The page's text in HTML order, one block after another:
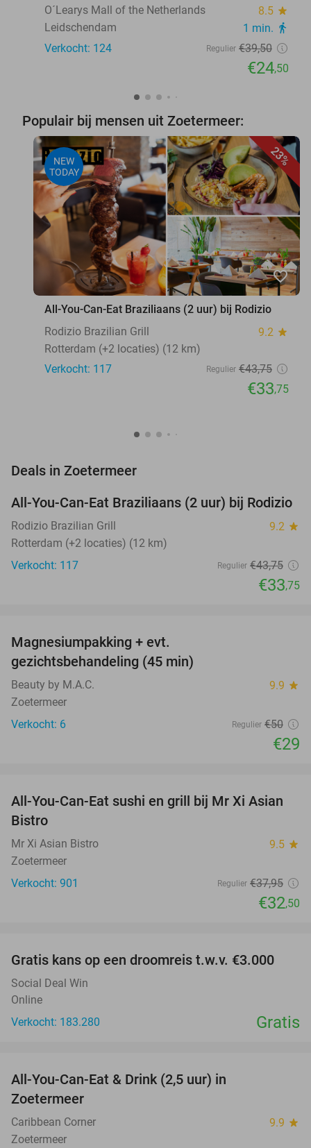
O´Learys Mall of the Netherlands
8.5 star
Leidschendam 1 min. directions_walk
Verkocht: 124 Regulier €39,50
€24,50
Populair bij mensen uit Zoetermeer:
23%
NEW
TODAY
favorite_border
All-You-Can-Eat Braziliaans (2 uur) bij Rodizio
Rodizio Brazilian Grill
9.2 star
Rotterdam (+2 locaties) (12 km)
Verkocht: 117
Regulier €43,75
€33,75
Deals in Zoetermeer
23%
TODAY
All-You-Can-Eat Braziliaans (2 uur) bij Rodizio
Rodizio Brazilian Grill 9.2 star
Rotterdam (+2 locaties) (12 km)
Verkocht: 117
Regulier €43,75
€33,75
Magnesiumpakking + evt.
gezichtsbehandeling (45 min)
Beauty by M.A.C. 9.9 star
Zoetermeer
Verkocht: 6
Regulier €50
€29
14%
All-You-Can-Eat sushi en grill bij Mr Xi Asian
Bistro
Mr Xi Asian Bistro 9.5 star
Zoetermeer
Verkocht: 901
Regulier €37,95
€32,50
Gratis kans op een droomreis t.w.v. €3.000
Social Deal Win
Online
Verkocht: 183.280
Gratis
All-You-Can-Eat & Drink (2,5 uur) in
Zoetermeer
Caribbean Corner 9.9 star
Zoetermeer